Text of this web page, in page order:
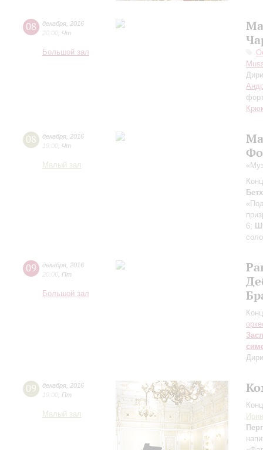
08 декабря 2016
20:00 Чт
Большой зал
08 декабря 2016
19:00 Чт
Малый зал
6;
09 декабря 2016
20:00 Пт
Большой зал
09 декабря 2016
19:00 Пт
Малый зал